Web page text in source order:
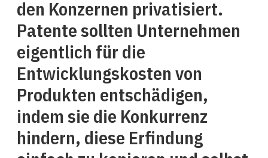
den Konzernen privatisiert.
Patente sollten Unternehmen
eigentlich für die
Entwicklungskosten von
Produkten entschädigen,
indem sie die Konkurrenz
hindern, diese Erfindung